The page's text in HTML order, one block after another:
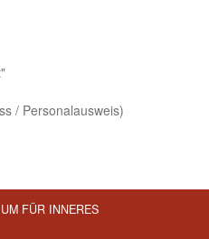
/ Personal­ausweis)
FÜR INNERES